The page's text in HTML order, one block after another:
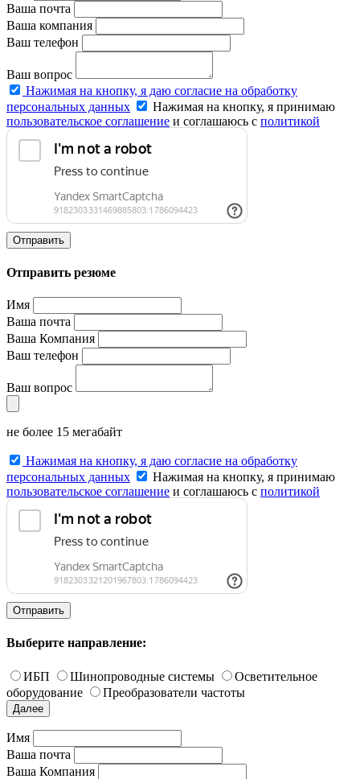
Ваша почта
Ваша компания
Ваш телефон
Ваш вопрос
Нажимая на кнопку, я даю согласие на обработку
персональных данных
Нажимая на кнопку, я принимаю
пользовательское соглашение и соглашаюсь с политикой
конфиденциальности
Отправить
Отправить резюме
Имя
Ваша почта
Ваша Компания
Ваш телефон
Ваш вопрос
не более 15 мегабайт
Нажимая на кнопку, я даю согласие на обработку
персональных данных
Нажимая на кнопку, я принимаю
пользовательское соглашение и соглашаюсь с политикой
конфиденциальности
Отправить
Выберите направление:
ИБП Шинопроводные системы
Осветительное
оборудование
Преобразователи частоты
Далее
Имя
Ваша почта
Ваша Компания